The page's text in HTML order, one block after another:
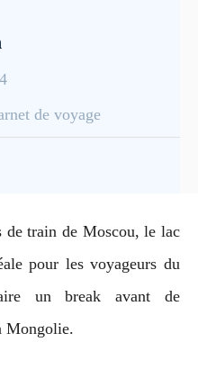
de voyage
train de Moscou, le lac
pour les voyageurs du
un break avant de
Mongolie.